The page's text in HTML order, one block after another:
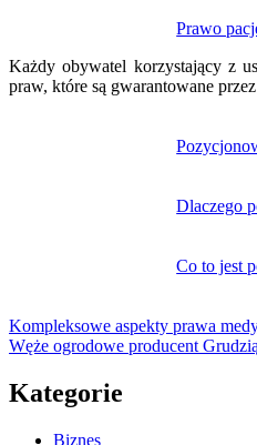
Prawo
Każdy obywatel korzystający z
praw, które są gwarantowane
Dlaczego
Co to jest
Kompleksowe aspekty prawa
Węże ogrodowe producent
Kategorie
Biznes